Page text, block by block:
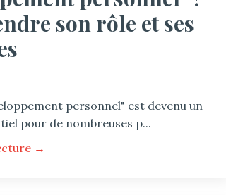
son rôle et ses
personnel" est devenu un
pour de nombreuses p...
→